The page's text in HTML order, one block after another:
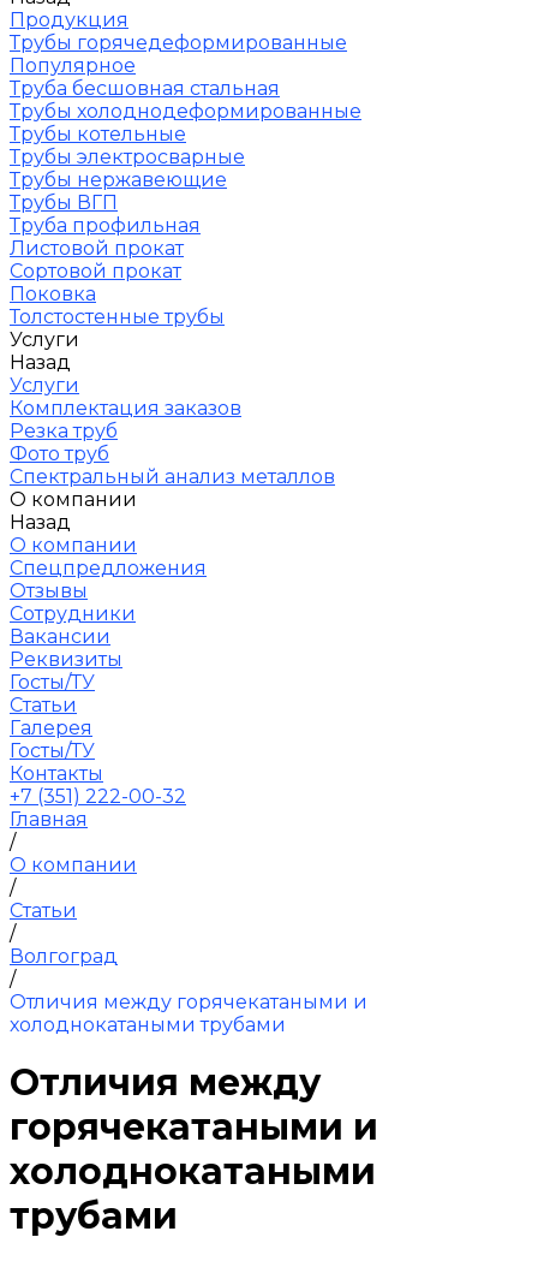
Продукция
Трубы горячедеформированные
Популярное
Труба бесшовная стальная
Трубы холоднодеформированные
Трубы котельные
Трубы электросварные
Трубы нержавеющие
Трубы ВГП
Труба профильная
Листовой прокат
Сортовой прокат
Поковка
Толстостенные трубы
Услуги
Назад
Услуги
Комплектация заказов
Резка труб
Фото труб
Спектральный анализ металлов
О компании
Назад
О компании
Спецпредложения
Отзывы
Сотрудники
Вакансии
Реквизиты
Госты/ТУ
Статьи
Галерея
Госты/ТУ
Контакты
+7 (351) 222-00-32
Главная
/
О компании
/
Статьи
/
Волгоград
/
Отличия между горячекатаными и
холоднокатаными трубами
Отличия между
горячекатаными и
холоднокатаными
трубами